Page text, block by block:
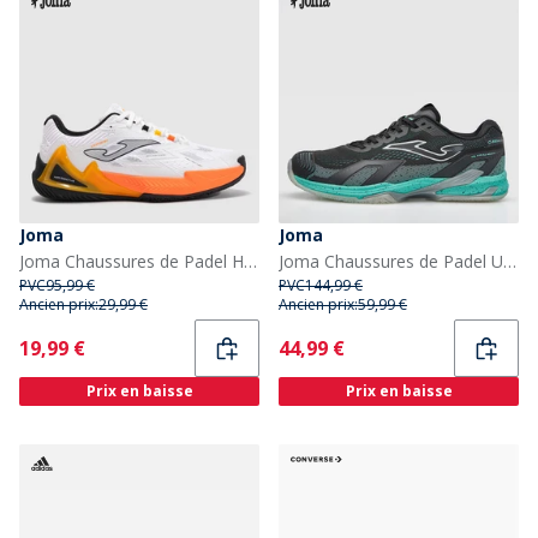
Joma
Joma Chaussures de Padel Homme Open 25 White Fluorescent Saffron
PVC95,99 €
Ancien prix:29,99 €
Current
19,99 €
Prix en baisse
Joma
Joma Chaussures de Padel Ultra Légères 25 Homme Noir
PVC144,99 €
Ancien prix:59,99 €
Current
44,99 €
Prix en baisse